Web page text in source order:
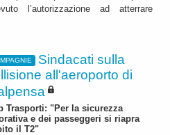
l’autorizzazione ad atterrare
Sindacati sulla
all'aeroporto di
Trasporti: "Per la sicurezza
e dei passeggeri si riapra
il T2"